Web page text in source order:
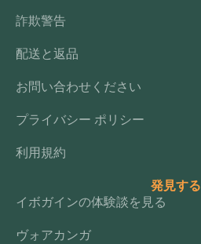
詐欺警告
配送と返品
お問い合わせください
プライバシー ポリシー
利用規約
発見する
イボガインの体験談を見る
ヴォアカンガ